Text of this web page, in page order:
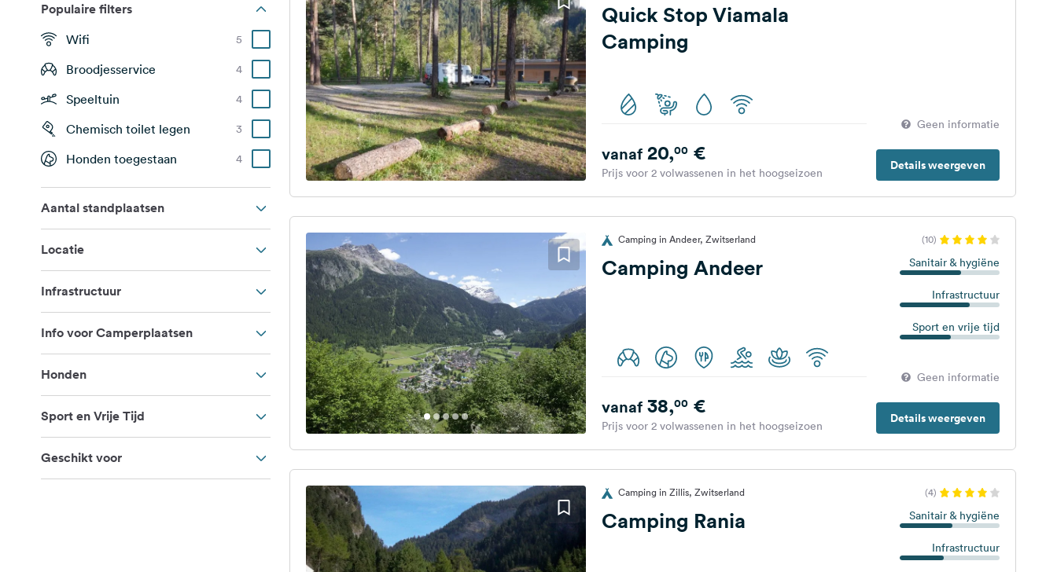
Populaire filters
Wifi 5
Broodjesservice 4
Speeltuin 4
Chemisch toilet legen 3
Honden toegestaan 4
Aantal standplaatsen
Locatie
Infrastructuur
Info voor Camperplaatsen
Honden
Sport en Vrije Tijd
Geschikt voor
Quick Stop Viamala
Camping
Geen informatie
Details weergeven
vanaf20,00€
Prijs voor 2 volwassenen in het hoogseizoen
Camping in Andeer, Zwitserland (10)
Camping Andeer Sanitair & hygiëne
Infrastructuur
Sport en vrije tijd
Geen informatie
Details weergeven
vanaf38,00€
Prijs voor 2 volwassenen in het hoogseizoen
Camping in Zillis, Zwitserland (4)
Camping Rania Sanitair & hygiëne
Infrastructuur